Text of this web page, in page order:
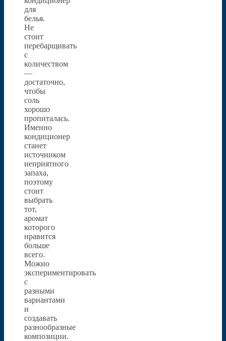
для
белья.
Не
стоит
перебарщивать
с
количеством
—
достаточно,
чтобы
соль
хорошо
пропиталась.
Именно
кондиционер
станет
источником
неприятного
запаха,
поэтому
стоит
выбрать
тот,
аромат
которого
нравится
больше
всего.
Можно
экспериментировать
с
разными
вариантами
и
создавать
разнообразные
композиции.